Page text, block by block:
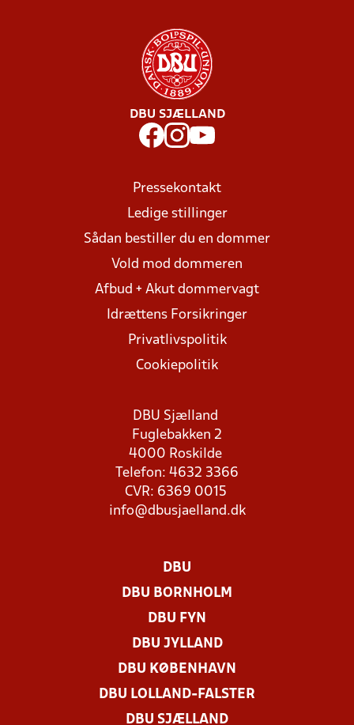
DBU SJÆLLAND
Pressekontakt
Ledige stillinger
Sådan bestiller du en dommer
Vold mod dommeren
Afbud + Akut dommervagt
Idrættens Forsikringer
Privatlivspolitik
Cookiepolitik
DBU Sjælland
Fuglebakken 2
4000 Roskilde
Telefon: 4632 3366
CVR: 6369 0015
info@dbusjaelland.dk
DBU
DBU BORNHOLM
DBU FYN
DBU JYLLAND
DBU KØBENHAVN
DBU LOLLAND-FALSTER
DBU SJÆLLAND